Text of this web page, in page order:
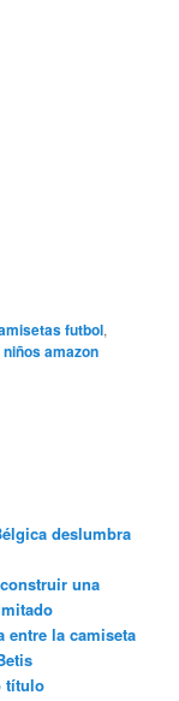
futbol,
amazon
deslumbra
una
entre la camiseta
título